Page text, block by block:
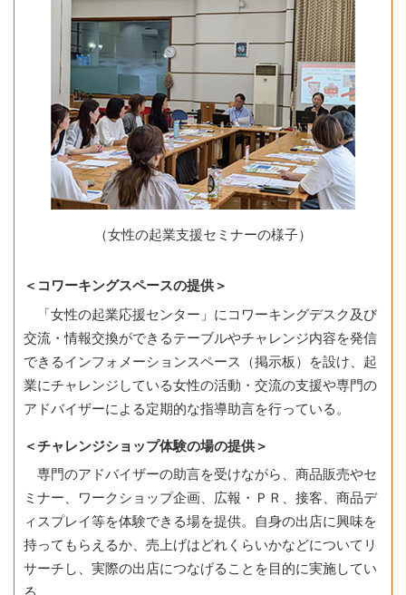
（女性の起業支援セミナーの様子）
＜コワーキングスペースの提供＞
「女性の起業応援センター」にコワーキングデスク及び
交流・情報交換ができるテーブルやチャレンジ内容を発信
できるインフォメーションスペース（掲示板）を設け、起
業にチャレンジしている女性の活動・交流の支援や専門の
アドバイザーによる定期的な指導助言を行っている。
＜チャレンジショップ体験の場の提供＞
専門のアドバイザーの助言を受けながら、商品販売やセ
ミナー、ワークショップ企画、広報・ＰＲ、接客、商品デ
ィスプレイ等を体験できる場を提供。自身の出店に興味を
持ってもらえるか、売上げはどれくらいかなどについてリ
サーチし、実際の出店につなげることを目的に実施してい